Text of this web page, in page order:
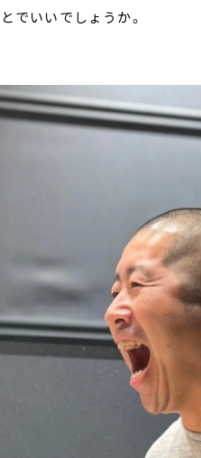
でいいでしょうか。